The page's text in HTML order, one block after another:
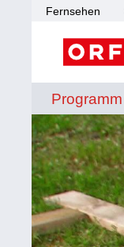
Fernsehen
Programm